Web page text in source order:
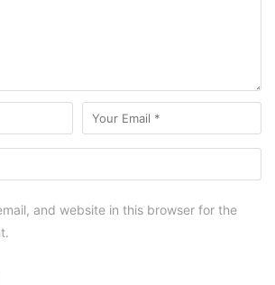
and website in this browser for the